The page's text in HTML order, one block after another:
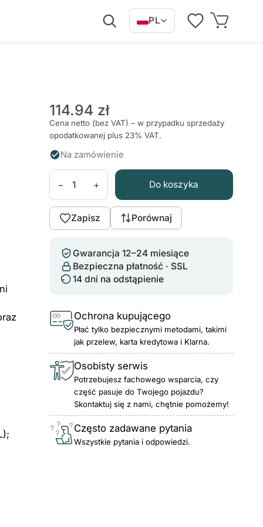
PL
114.94 zł
Cena netto (bez VAT) – w przypadku sprzedaży
opodatkowanej plus 23% VAT.
Na zamówienie
− + Do koszyka
Zapisz Porównaj
Gwarancja 12–24 miesiące
Bezpieczna płatność · SSL
14 dni na odstąpienie
Ochrona kupującego
Płać tylko bezpiecznymi metodami, takimi
jak przelew, karta kredytowa i Klarna.
Osobisty serwis
Potrzebujesz fachowego wsparcia, czy
część pasuje do Twojego pojazdu?
Skontaktuj się z nami, chętnie pomożemy!
Często zadawane pytania
Wszystkie pytania i odpowiedzi.